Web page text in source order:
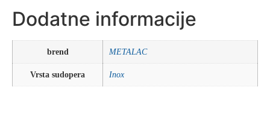
Dodatne informacije
brend METALAC
Vrsta sudopera Inox